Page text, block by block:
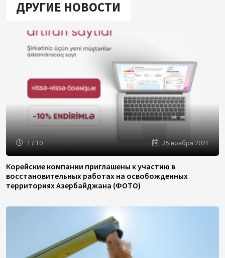
ДРУГИЕ НОВОСТИ
17:10 25 ноября 2021
Корейские компании приглашены к участию в
восстановительных работах на освобожденных
территориях Азербайджана (ФОТО)